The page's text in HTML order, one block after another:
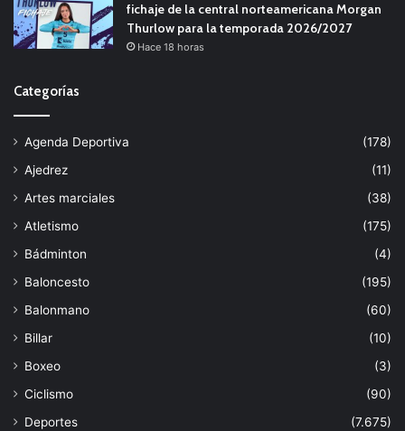
fichaje de la central norteamericana Morgan
Thurlow para la temporada 2026/2027
Hace 18 horas
Categorías
Agenda Deportiva
(178)
Ajedrez
(11)
Artes marciales
(38)
Atletismo
(175)
Bádminton
(4)
Baloncesto
(195)
Balonmano
(60)
Billar
(10)
Boxeo
(3)
Ciclismo
(90)
Deportes
(7.675)